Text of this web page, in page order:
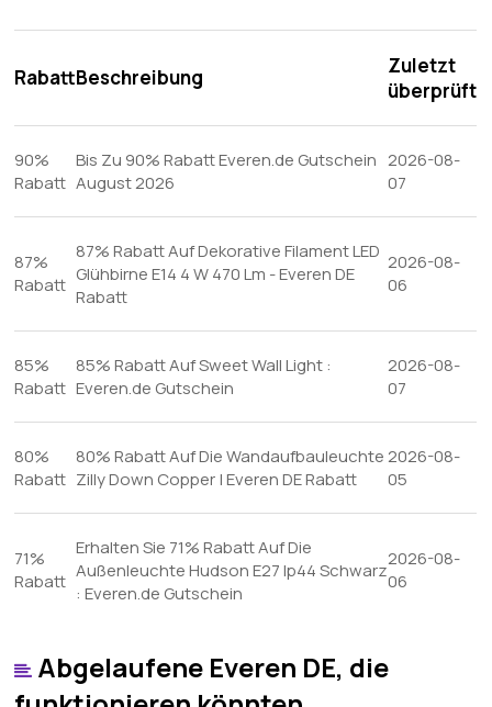
RabattBeschreibung
Zuletzt
überprüft
90%
Rabatt
Bis Zu 90% Rabatt Everen.de Gutschein
August 2026
2026-08-
07
87%
Rabatt
87% Rabatt Auf Dekorative Filament LED
Glühbirne E14 4 W 470 Lm - Everen DE
Rabatt
2026-08-
06
85%
Rabatt
85% Rabatt Auf Sweet Wall Light :
Everen.de Gutschein
2026-08-
07
80%
Rabatt
80% Rabatt Auf Die Wandaufbauleuchte
Zilly Down Copper | Everen DE Rabatt
2026-08-
05
71%
Rabatt
Erhalten Sie 71% Rabatt Auf Die
Außenleuchte Hudson E27 Ip44 Schwarz
: Everen.de Gutschein
2026-08-
06
Abgelaufene Everen DE, die